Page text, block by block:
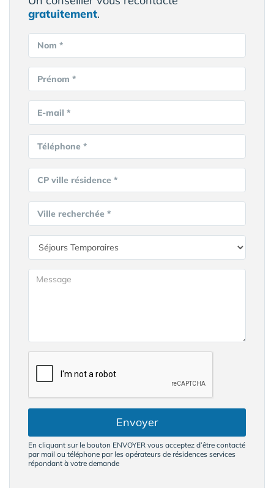
gratuitement.
Nom *
Prénom *
E-mail *
Téléphone *
CP ville résidence *
Ville recherchée *
Envoyer
En cliquant sur le bouton ENVOYER vous acceptez d’être contacté
par mail ou téléphone par les opérateurs de résidences services
répondant à votre demande